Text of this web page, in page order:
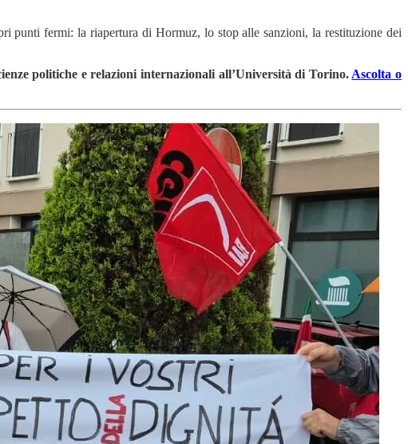
punti fermi: la riapertura di Hormuz, lo stop alle sanzioni, la restituzione dei
politiche e relazioni internazionali all’Università di Torino. Ascolta o